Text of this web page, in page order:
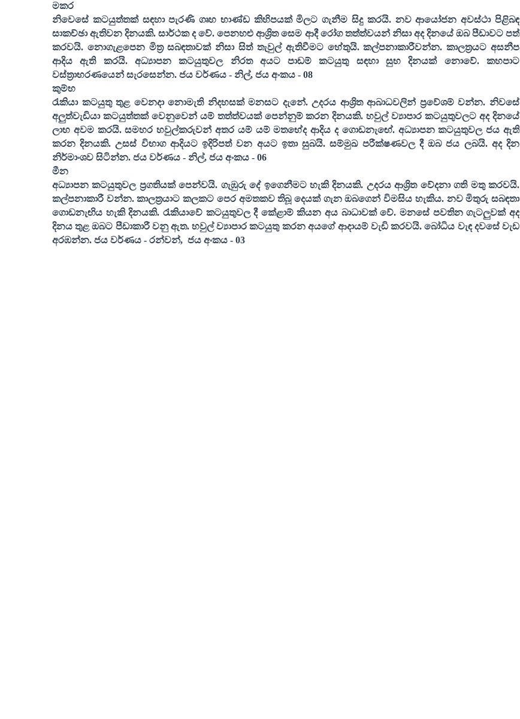
මකර
නිවෙසේ කටයුත්තක් සඳහා පැරණි ගෘහ භාණ්ඩ කිහිපයක් මිලට ගැනීම සිදු කරයි. නව ආයෝජන අවස්ථා පිළිබඳ
සාකච්ඡා ඇතිවන දිනයකි. සාර්ථක ද වේ. පෙනහළු ආශ්‍රිත සෙම ආදී රෝග තත්ත්වයන් නිසා අද දිනයේ ඔබ පීඩාවට පත්
කරවයි. නොගැළපෙන මිත්‍ර සබඳතාවක් නිසා සිත් තැවුල් ඇතිවීමට හේතුයි. කල්පනාකාරීවන්න. කාලත්‍රයට අසනීප
ආදිය ඇති කරයි. අධ්‍යාපන කටයුතුවල නිරත අයට පාඩම් කටයුතු සඳහා සුභ දිනයක් නොවේ. කහපාට
වස්ත්‍රාභරණයෙන් සැරසෙන්න. ජය වර්ණය - නිල්, ජය අංකය - 08
කුම්භ
රැකියා කටයුතු තුළ වෙනදා නොමැති නිදහසක් මනසට දැනේ. උදරය ආශ්‍රිත ආබාධවලින් ප්‍රවේශම් වන්න. නිවසේ
අලුත්වැඩියා කටයුත්තක් වෙනුවෙන් යම් තත්ත්වයක් පෙන්නුම් කරන දිනයකි. හවුල් ව්‍යාපාර කටයුතුවලට අද දිනයේ
ලාභ අවම කරයි. සමහර හවුල්කරුවන් අතර යම් යම් මතභේද ආදිය ද ගොඩනැඟේ. අධ්‍යාපන කටයුතුවල ජය ඇති
කරන දිනයකි. උසස් විභාග ආදියට ඉදිරිපත් වන අයට ඉතා සුබයි. සම්මුඛ පරීක්ෂණවල දී ඔබ ජය ලබයි. අද දින
නිර්මාංශව සිටින්න. ජය වර්ණය - නිල්, ජය අංකය - 06
මීන
අධ්‍යාපන කටයුතුවල ප්‍රගතියක් පෙන්වයි. ගැඹුරු දේ ඉගෙනීමට හැකි දිනයකි. උදරය ආශ්‍රිත වේදනා ගති මතු කරවයි.
කල්පනාකාරී වන්න. කාලත්‍රයාට කලකට පෙර අමතකව තිබූ දෙයක් ගැන ඔබගෙන් විමසිය හැකිය. නව මිතුරු සබඳතා
ගොඩනැඟිය හැකි දිනයකි. රැකියාවේ කටයුතුවල දී කේළාම් කියන අය බාධාවක් වේ. මනසේ පවතින ගැටලුවක් අද
දිනය තුළ ඔබට පීඩාකාරී වනු ඇත. හවුල් ව්‍යාපාර කටයුතු කරන අයගේ ආදායම් වැඩි කරවයි. බෝධිය වැඳ දවසේ වැඩ
අරඹන්න. ජය වර්ණය - රන්වන්, ජය අංකය - 03